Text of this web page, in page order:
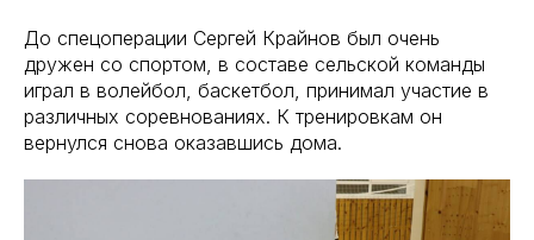
До спецоперации Сергей Крайнов был очень
дружен со спортом, в составе сельской команды
играл в волейбол, баскетбол, принимал участие в
различных соревнованиях. К тренировкам он
вернулся снова оказавшись дома.